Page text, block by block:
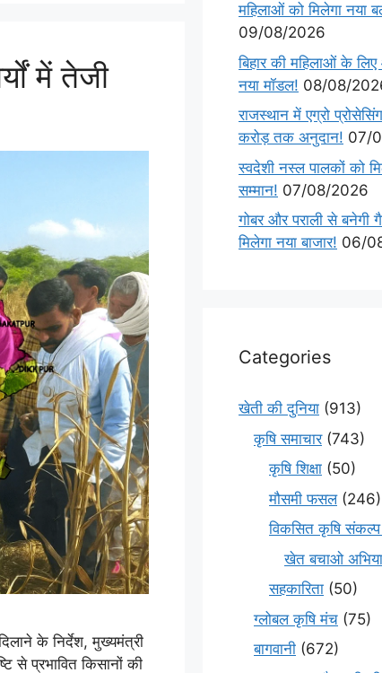
में तेजी
के निर्देश, मुख्यमंत्री
से प्रभावित किसानों की
महिलाओं को मिलेगा नया
09/08/2026
बिहार की महिलाओं के लिए
नया मॉडल! 08/08/
राजस्थान में एग्रो
करोड़ तक अनुदान! 07/
स्वदेशी नस्ल पालकों को
सम्मान! 07/08/2026
गोबर और पराली से बनेगी
मिलेगा नया बाजार! 06/
Categories
खेती की दुनिया (913)
कृषि समाचार(743)
कृषि शिक्षा (50)
मौसमी फसल(246)
विकसित कृषि संकल्प
खेत बचाओ
सहकारिता (50)
ग्लोबल कृषि मंच (75)
बागवानी (672)